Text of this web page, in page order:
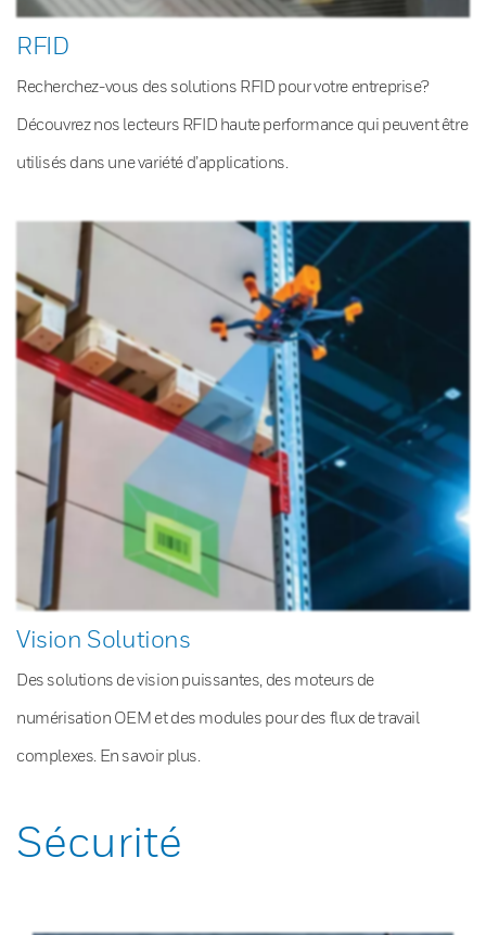
RFID
Recherchez-vous des solutions RFID pour votre entreprise?
Découvrez nos lecteurs RFID haute performance qui peuvent être
utilisés dans une variété d’applications.
Vision Solutions
Des solutions de vision puissantes, des moteurs de
numérisation OEM et des modules pour des flux de travail
complexes. En savoir plus.
Sécurité